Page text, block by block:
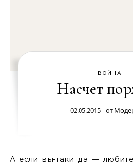
ВОЙНА
Насчет
02.05.2015 - от
А если вы-таки да — любите сочный одесский